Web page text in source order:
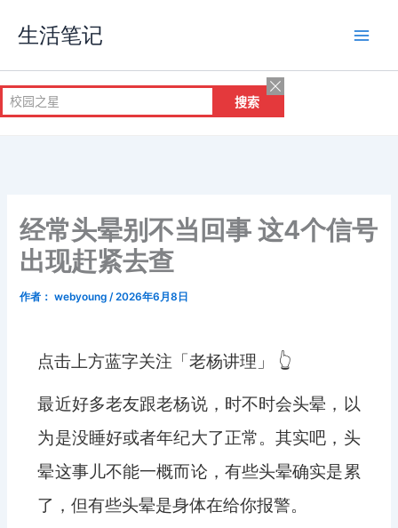
容
生活笔记
经常头晕别不当回事 这4个信号
出现赶紧去查
作者： webyoung/2026年6月8日
点击上方蓝字关注「老杨讲理」 👆
最近好多老友跟老杨说，时不时会头晕，以
为是没睡好或者年纪大了正常。其实吧，头
晕这事儿不能一概而论，有些头晕确实是累
了，但有些头晕是身体在给你报警。